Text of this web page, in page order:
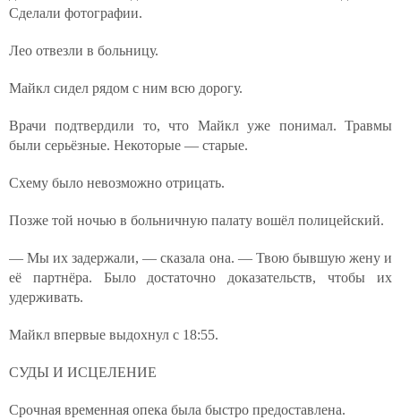
Сделали фотографии.
Лео отвезли в больницу.
Майкл сидел рядом с ним всю дорогу.
Врачи подтвердили то, что Майкл уже понимал. Травмы
были серьёзные. Некоторые — старые.
Схему было невозможно отрицать.
Позже той ночью в больничную палату вошёл полицейский.
— Мы их задержали, — сказала она. — Твою бывшую жену и
её партнёра. Было достаточно доказательств, чтобы их
удерживать.
Майкл впервые выдохнул с 18:55.
СУДЫ И ИСЦЕЛЕНИЕ
Срочная временная опека была быстро предоставлена.